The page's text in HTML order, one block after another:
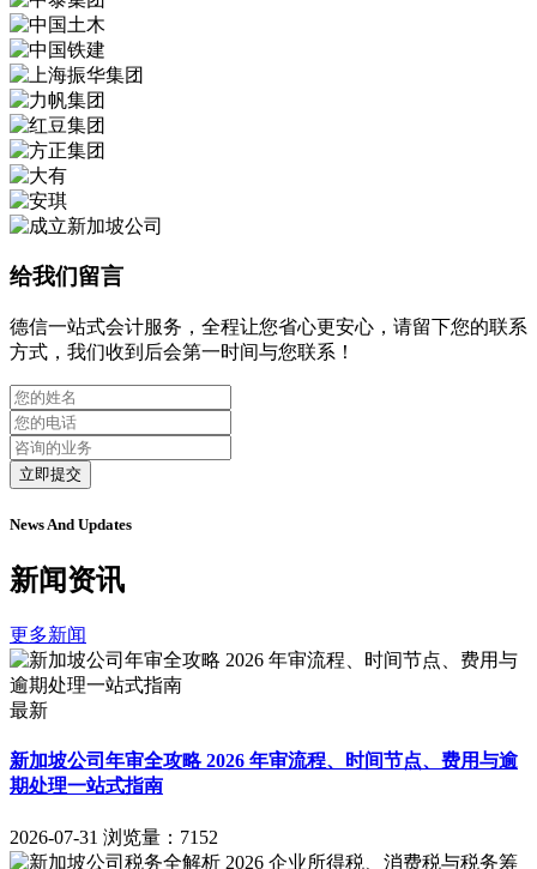
给我们留言
德信一站式会计服务，全程让您省心更安心，请留下您的联系
方式，我们收到后会第一时间与您联系！
立即提交
News And Updates
新闻资讯
更多新闻
最新
新加坡公司年审全攻略 2026 年审流程、时间节点、费用与逾
期处理一站式指南
2026-07-31 浏览量：7152